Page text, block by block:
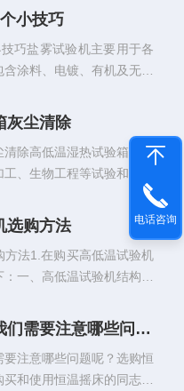
在试验机周围应留出足够
验机的主体及测力计，应
基础尺寸根据外形及地基
下钳口丝杆用孔及其它电
后，再装上试验机。拉力
精度找正，将主体及测力计
础...
小技巧
巧盐雾试验机主要用于各
涂料、电镀、有机及无机
能却非常拿手，同时201
加了很多操作细节，下面
盐雾试验机来提升日常的
要知道什么是中性盐雾试
现zui早目前应用领域zui广
法。它采用5%的氯化钠盐
中性范围（6～7）作为喷
均取35℃，...
灰尘清除
除高低温湿热试验箱可用
、生物工程等试验和工业
模拟高温高湿/高温低湿/低
的环境条件,广泛适应于产
五金、化工等行业。一、
基本步骤如下：1、高低温
的清洁与保养，（a、保合
时可用香蕉水或洗洁净。
室内灰尘吸除...
选购方法
方法1.在购买高低温试验机
一、高低温试验机结构要
对湿度≤85%时不应有凝
用耐热不易氧化和具有一
箱门应密封良好，密封条
耐低温硬化性能。应无影
购买恒温摇床时我们需要注意哪些问题呢？
注意哪些问题呢？选购恒
和使用恒温摇床的同志们
电话咨询